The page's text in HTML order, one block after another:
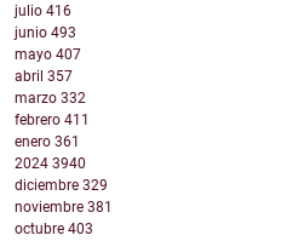
julio 416
junio 493
mayo 407
abril 357
marzo 332
febrero 411
enero 361
2024 3940
diciembre 329
noviembre 381
octubre 403